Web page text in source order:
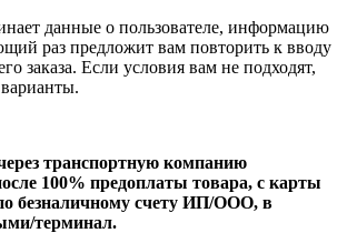
данные о пользователе, информацию
раз предложит вам повторить к вводу
заказа. Если условия вам не подходят,
транспортную компанию
100% предоплаты товара, с карты
безналичному счету ИП/ООО, в
терминал.